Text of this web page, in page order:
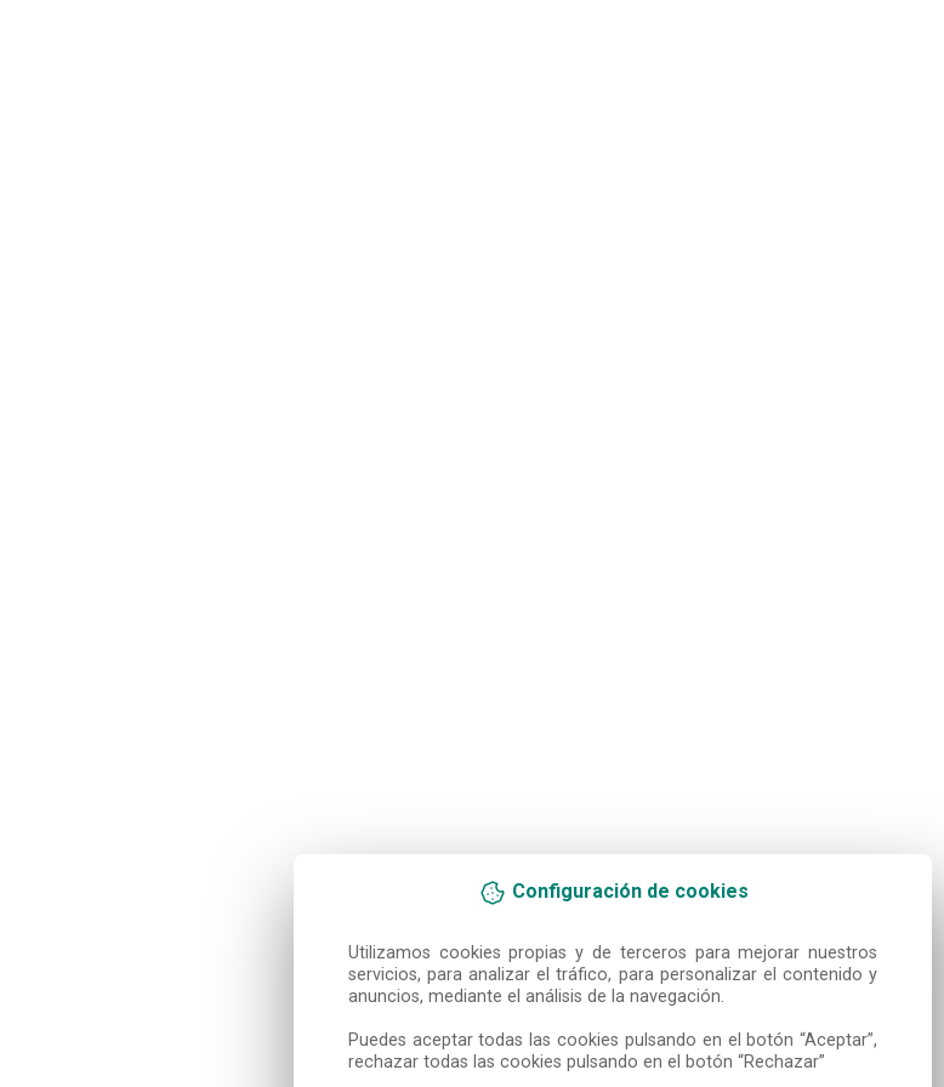
Configuración de cookies
Utilizamos cookies propias y de terceros para mejorar nuestros
servicios, para analizar el tráfico, para personalizar el contenido y
anuncios, mediante el análisis de la navegación.
Puedes aceptar todas las cookies pulsando en el botón “Aceptar”,
rechazar todas las cookies pulsando en el botón “Rechazar”